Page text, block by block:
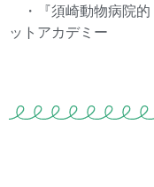
・『須崎動物病院的
ットアカデミー